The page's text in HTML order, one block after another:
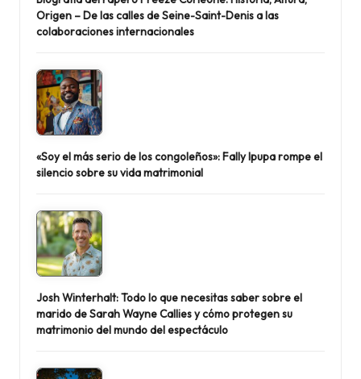
Origen – De las calles de Seine-Saint-Denis a las
colaboraciones internacionales
«Soy el más serio de los congoleños»: Fally Ipupa rompe el
silencio sobre su vida matrimonial
Josh Winterhalt: Todo lo que necesitas saber sobre el
marido de Sarah Wayne Callies y cómo protegen su
matrimonio del mundo del espectáculo